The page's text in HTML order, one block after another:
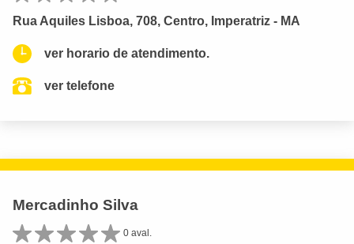
Rua Aquiles Lisboa, 708, Centro, Imperatriz - MA
ver horario de atendimento.
ver telefone
Mercadinho Silva
0 aval.